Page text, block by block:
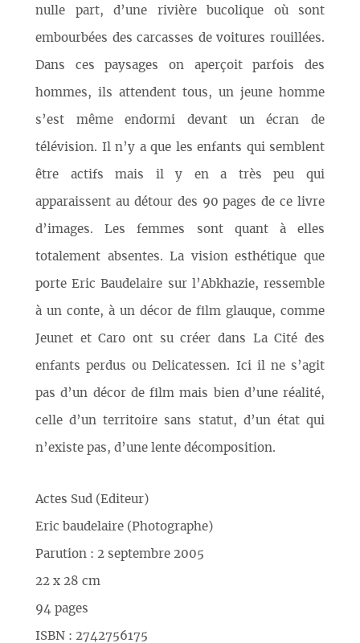
nulle part, d’une rivière bucolique où sont
embourbées des carcasses de voitures rouillées.
Dans ces paysages on aperçoit parfois des
hommes, ils attendent tous, un jeune homme
s’est même endormi devant un écran de
télévision. Il n’y a que les enfants qui semblent
être actifs mais il y en a très peu qui
apparaissent au détour des 90 pages de ce livre
d’images. Les femmes sont quant à elles
totalement absentes. La vision esthétique que
porte Eric Baudelaire sur l’Abkhazie, ressemble
à un conte, à un décor de film glauque, comme
Jeunet et Caro ont su créer dans La Cité des
enfants perdus ou Delicatessen. Ici il ne s’agit
pas d’un décor de film mais bien d’une réalité,
celle d’un territoire sans statut, d’un état qui
n’existe pas, d’une lente décomposition.
Actes Sud (Editeur)
Eric baudelaire (Photographe)
Parution : 2 septembre 2005
22 x 28 cm
94 pages
ISBN : 2742756175